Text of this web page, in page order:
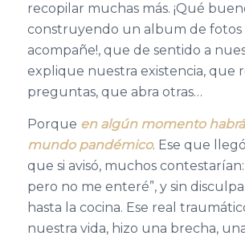
recopilar muchas más. ¡Qué
construyendo un album de fotos
acompañe!, que de sentido a
explique nuestra existencia, que
preguntas, que abra otras…
Porque en algún momento
mundo pandémico. Ese que
que si avisó, muchos contestarían:
pero no me enteré”, y sin
hasta la cocina. Ese real
nuestra vida, hizo una brecha,